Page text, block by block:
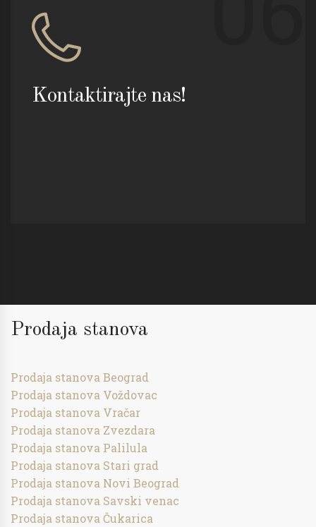
Kontaktirajte nas!
Prodaja stanova
Prodaja stanova Beograd
Prodaja stanova Voždovac
Prodaja stanova Vračar
Prodaja stanova Zvezdara
Prodaja stanova Palilula
Prodaja stanova Stari grad
Prodaja stanova Novi Beograd
Prodaja stanova Savski venac
Prodaja stanova Čukarica